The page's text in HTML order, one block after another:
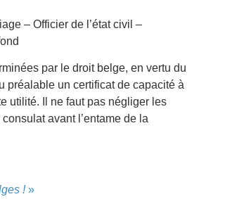
– Officier de l’état civil –
par le droit belge, en vertu du
préalable un certificat de capacité à
utilité. Il ne faut pas négliger les
avant l’entame de la
!»